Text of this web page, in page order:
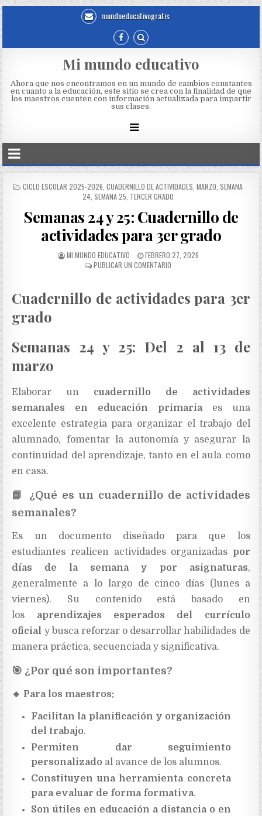
mundoeducativogratis
Mi mundo educativo
Ahora que nos encontramos en un mundo de cambios constantes
en cuanto a la educación, este sitio se crea con la finalidad de que
los maestros cuenten con información actualizada para impartir
sus clases.
CICLO ESCOLAR 2025-2026 CUADERNILLO DE ACTIVIDADES MARZO SEMANA
24 SEMANA 25 TERCER GRADO
Semanas 24 y 25: Cuadernillo de
actividades para 3er grado
MI MUNDO EDUCATIVO
FEBRERO 27, 2026
PUBLICAR UN COMENTARIO
Cuadernillo de actividades para 3er
grado
Semanas 24 y 25: Del 2 al 13 de
marzo
Elaborar un cuadernillo de actividades
semanales en educación primariaes una
excelente estrategia para organizar el trabajo del
alumnado, fomentar la autonomía y asegurar la
continuidad del aprendizaje, tanto en el aula como
en casa.
📘
¿Qué es un cuadernillo de actividades
semanales?
Es un documento diseñado para que los
estudiantes realicen actividades organizadas por
días de la semana y por asignaturas,
generalmente a lo largo de cinco días (lunes a
viernes). Su contenido está basado en
los aprendizajes esperados del currículo
oficial
y busca reforzar o desarrollar habilidades de
manera práctica, secuenciada y significativa.
🎯 ¿Por qué son importantes?
🔹 Para los maestros:
Facilitan la planificación y organización
del trabajo.
Permiten dar seguimiento
personalizadoal avance de los alumnos.
Constituyen una herramienta concreta
para evaluar de forma formativa.
Son útiles en educación a distancia o en